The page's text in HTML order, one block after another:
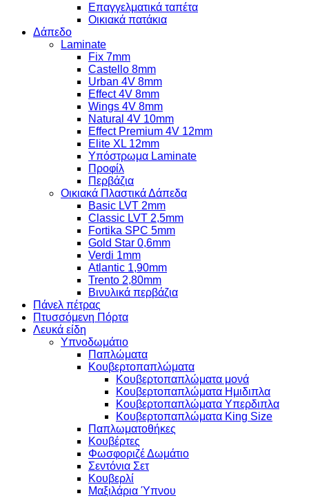
Επαγγελματικά ταπέτα
Οικιακά πατάκια
Δάπεδο
Laminate
Fix 7mm
Castello 8mm
Urban 4V 8mm
Effect 4V 8mm
Wings 4V 8mm
Natural 4V 10mm
Effect Premium 4V 12mm
Elite XL 12mm
Υπόστρωμα Laminate
Προφίλ
Περβάζια
Οικιακά Πλαστικά Δάπεδα
Basic LVT 2mm
Classic LVT 2,5mm
Fortika SPC 5mm
Gold Star 0,6mm
Verdi 1mm
Atlantic 1,90mm
Trento 2,80mm
Βινυλικά περβάζια
Πάνελ πέτρας
Πτυσσόμενη Πόρτα
Λευκά είδη
Υπνοδωμάτιο
Παπλώματα
Κουβερτοπαπλώματα
Κουβερτοπαπλώματα μονά
Κουβερτοπαπλώματα Ημιδιπλα
Κουβερτοπαπλώματα Υπερδιπλα
Κουβερτοπαπλώματα King Size
Παπλωματοθήκες
Κουβέρτες
Φωσφοριζέ Δωμάτιο
Σεντόνια Σετ
Κουβερλί
Μαξιλάρια Ύπνου